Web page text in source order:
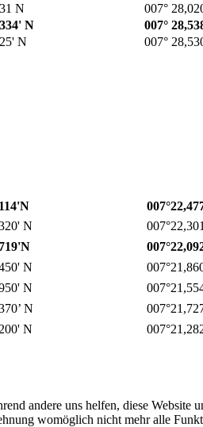
N
007°
N
007°
N 007°
N
N
N
N
N
andere uns helfen, diese Website
womöglich nicht mehr alle